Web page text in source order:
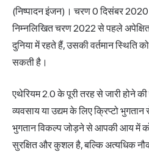
(निष्पादन इंजन)। चरण 0 दिसंबर 2020
निम्नलिखित चरण 2022 से पहले
दुनिया में रहते हैं, उसकी वर्तमान स्थिति
सकती है।
एथेरियम 2.0 के पूरी तरह से जारी होने
व्यवसाय या उद्यम के लिए क्रिप्टो
भुगतान विकल्प जोड़ने से आपकी आय में
सुरक्षित और कुशल है, बल्कि अत्यधिक